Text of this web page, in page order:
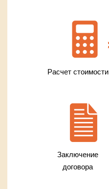
Расчет стоимости
Заключение
договора